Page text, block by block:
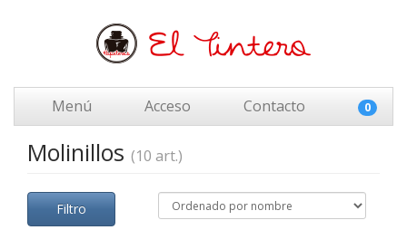
Menú Acceso Contacto 0
Molinillos (10 art.)
Filtro